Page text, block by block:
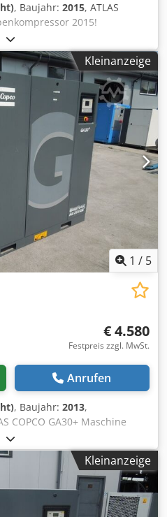
, Baujahr: 2015, ATLAS
2015!
COPCO GA30 Maschine mit
Technische Daten:
5,40 m3/min; 30 KW
netto 28905 brutto
betriebsbereit, Garantie
Kleinanzeige
1 / 5
€ 4.580
Festpreis zzgl. MwSt.
Anrufen
, Baujahr: 2013,
COPCO GA30+ Maschine
Leistung: 4,94 m³/min;
10 bar; Baujahr: 2013
19.500 € netto 23.985 €
Aekr Der Kompressor ist voll
und mit Garantie. Wir bieten
Sie einen Link zum Video.
Kleinanzeige